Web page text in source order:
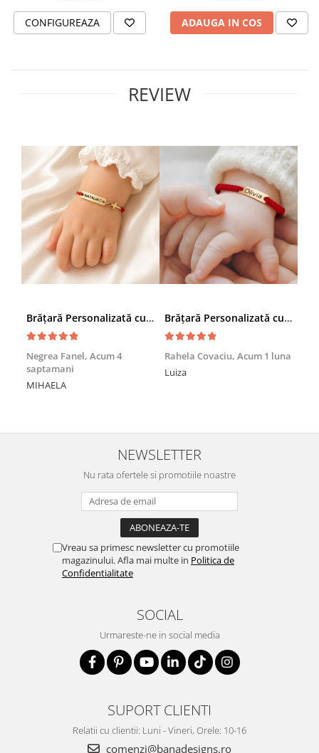
CONFIGUREAZA ADAUGA IN COS
REVIEW
Brățară Personalizată cu Nume și Cruciuță – Inox Aur IP
Negrea Fanel, Acum 4
saptamani
MIHAELA
Brățară Personalizată cu Nume, Inox Auriu Waterproof, pentru copii
Rahela Covaciu, Acum 1 luna
Luiza
NEWSLETTER
Nu rata ofertele si promotiile noastre
Vreau sa primesc newsletter cu promotiile
magazinului. Afla mai multe in Politica de
Confidentialitate
SOCIAL
Urmareste-ne in social media
SUPORT CLIENTI
Relatii cu clientii: Luni - Vineri, Orele: 10-16
comenzi@banadesigns.ro